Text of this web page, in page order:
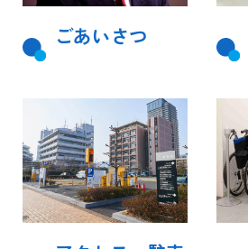
ごあいさつ